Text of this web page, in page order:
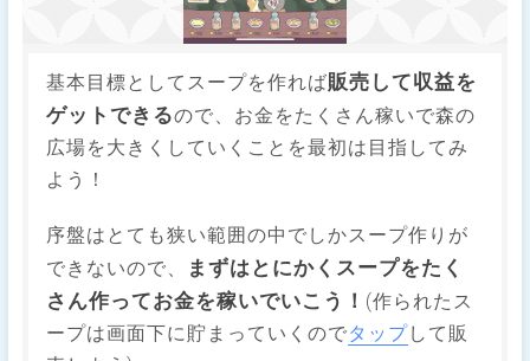
基本目標としてスープを作れば販売して収益を
ゲットできるので、お金をたくさん稼いで森の
広場を大きくしていくことを最初は目指してみ
よう！
序盤はとても狭い範囲の中でしかスープ作りが
できないので、
まずはとにかくスープをたく
さん作ってお金を稼いでいこう！ (作られたス
ープは画面下に貯まっていくのでタップして販